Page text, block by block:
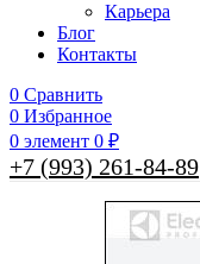
Карьера
Блог
Контакты
0 Сравнить
0 Избранное
0 элемент 0 ₽
+7 (993) 261-84-89